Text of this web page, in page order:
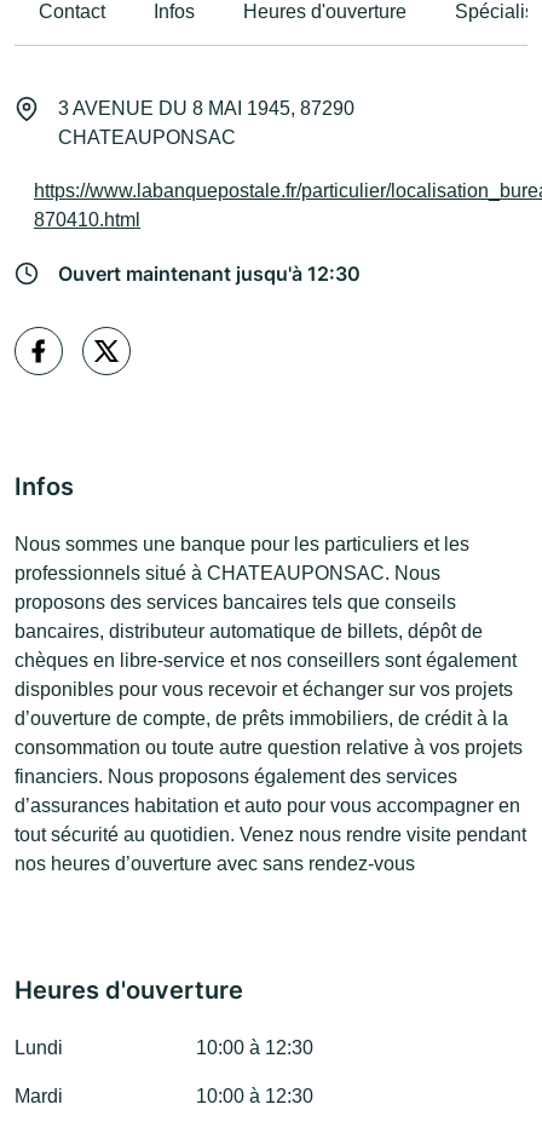
Contact Infos Heures d'ouverture
3 AVENUE DU 8 MAI 1945, 87290
CHATEAUPONSAC
https://www.labanquepostale.fr/particulier/
870410.html
Ouvert maintenant jusqu'à 12:30
Infos
Nous sommes une banque pour les particuliers et les
professionnels situé à CHATEAUPONSAC. Nous
proposons des services bancaires tels que conseils
bancaires, distributeur automatique de billets, dépôt de
chèques en libre-service et nos conseillers sont également
disponibles pour vous recevoir et échanger sur vos projets
d’ouverture de compte, de prêts immobiliers, de crédit à la
consommation ou toute autre question relative à vos projets
financiers. Nous proposons également des services
d’assurances habitation et auto pour vous accompagner en
tout sécurité au quotidien. Venez nous rendre visite pendant
nos heures d’ouverture avec sans rendez-vous
Heures d'ouverture
Lundi 10:00 à 12:30
Mardi 10:00 à 12:30